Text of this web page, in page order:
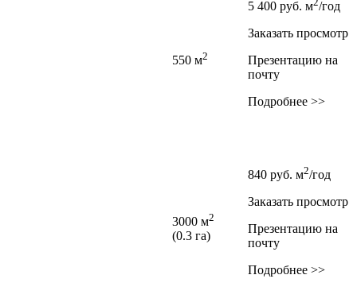
550 м2
5 400 руб. м /год
Заказать просмотр
Презентацию на
почту
Подробнее >>
3000 м2
(0.3 га)
840 руб. м2/год
Заказать просмотр
Презентацию на
почту
Подробнее >>